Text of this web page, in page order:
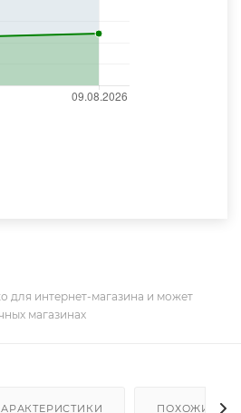
для интернет-магазина и может
магазинах
ПОХОЖИЕ